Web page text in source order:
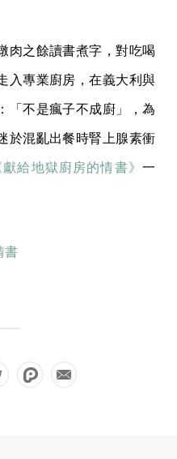
肉之餘讀書煮字，對吃喝
入專業廚房，在義大利與
「不是瘋子不成廚」，為
於混亂出餐時腎上腺素衝
獻給地獄廚房的情書》 一
書